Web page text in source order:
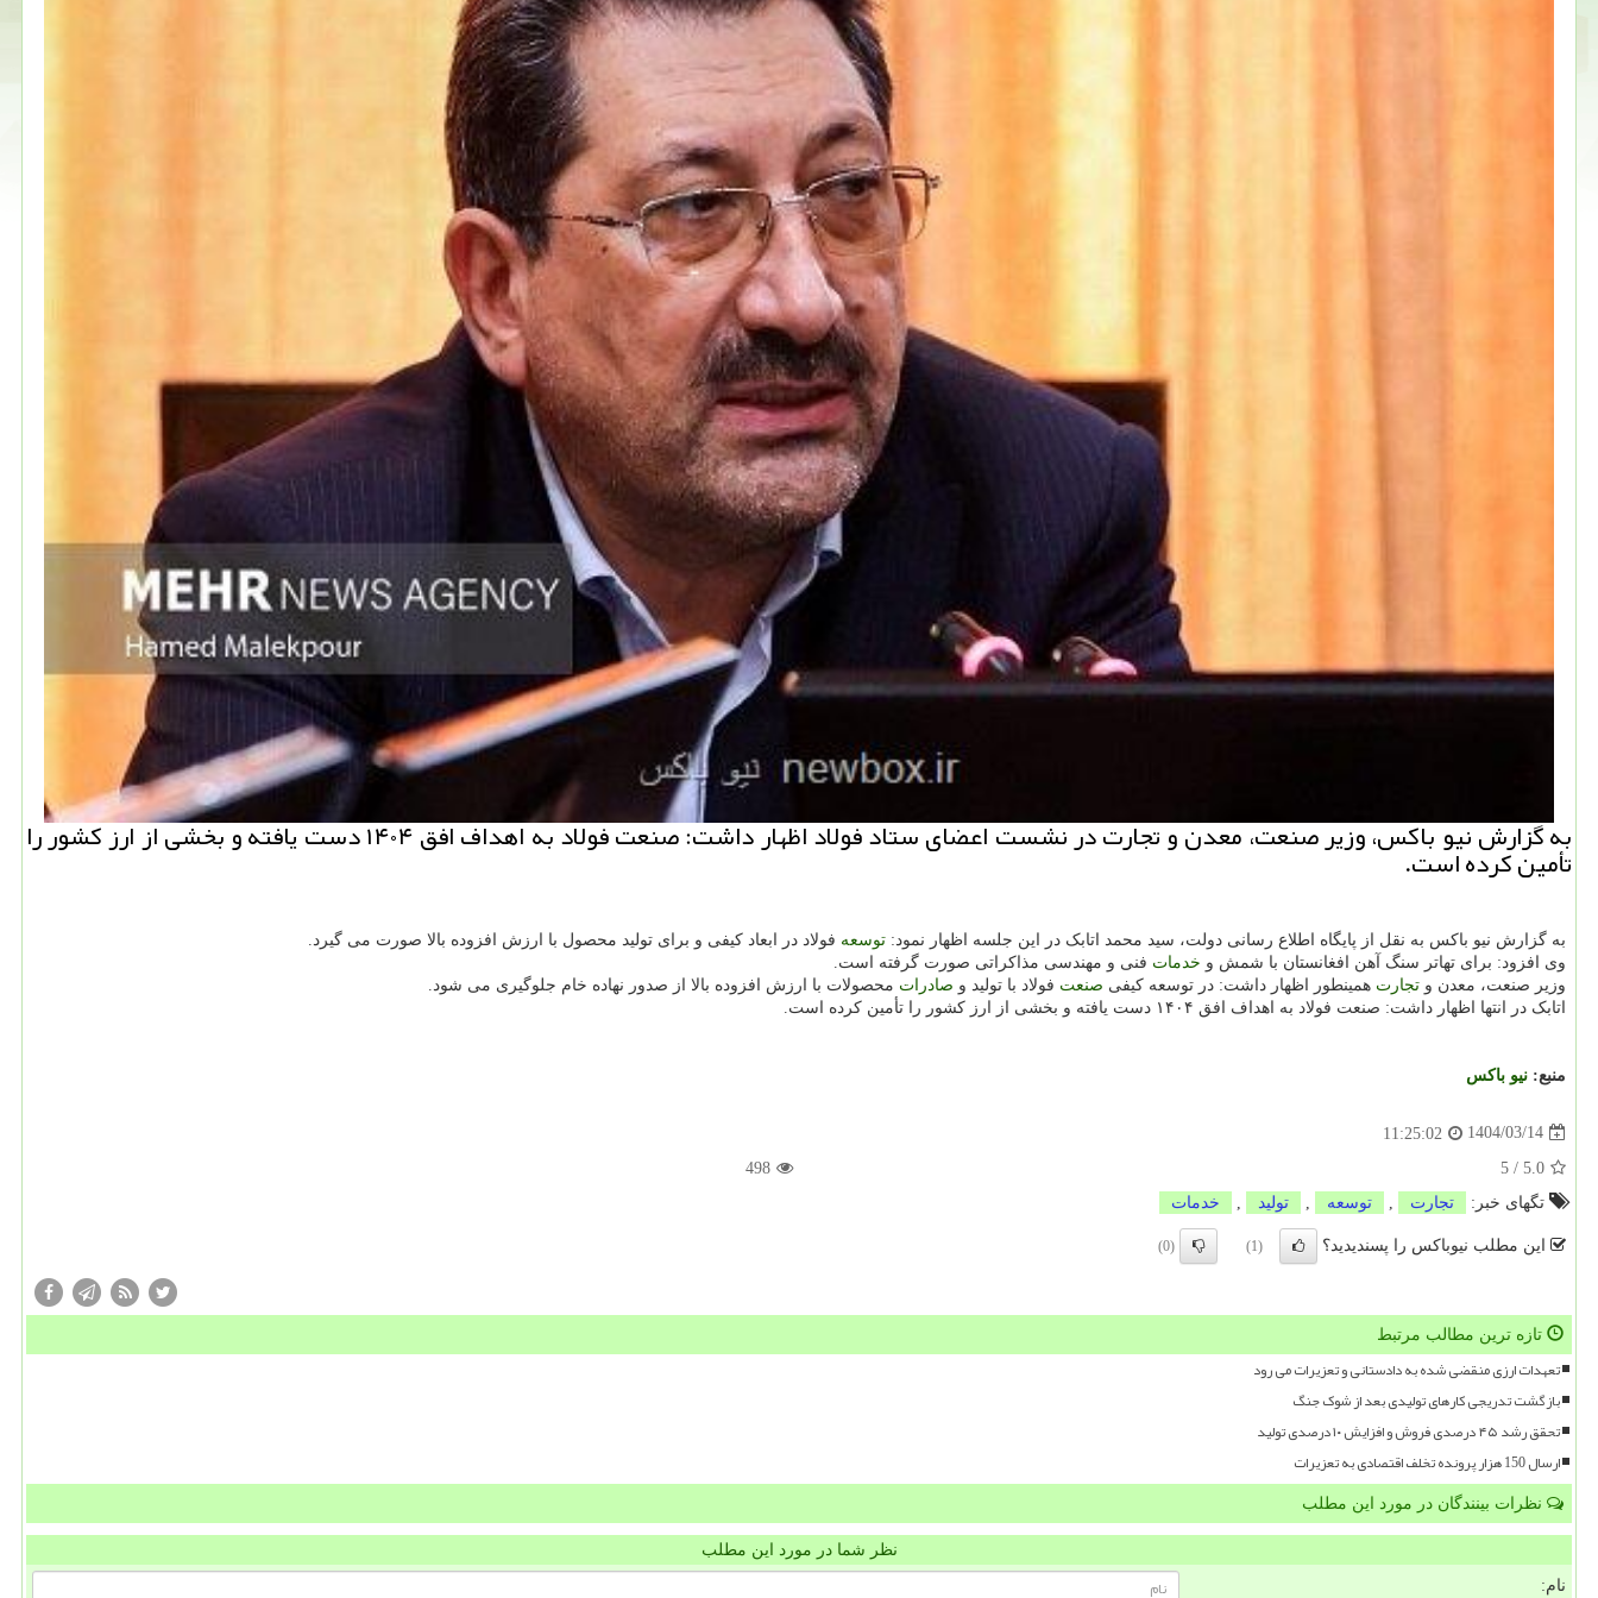
به گزارش نیو باکس، وزیر صنعت، معدن و تجارت در نشست اعضای ستاد فولاد اظهار داشت: صنعت فولاد به اهداف افق ۱۴۰۴ دست یافته و بخشی از ارز کشور را
تأمین کرده است.
به گزارش نیو باکس به نقل از پایگاه اطلاع رسانی دولت، سید محمد اتابک در این جلسه اظهار نمود: توسعه فولاد در ابعاد کیفی و برای تولید محصول با ارزش افزوده بالا صورت می گیرد.
وی افزود: برای تهاتر سنگ آهن افغانستان با شمش و خدمات فنی و مهندسی مذاکراتی صورت گرفته است.
وزیر صنعت، معدن و تجارت همینطور اظهار داشت: در توسعه کیفی صنعت فولاد با تولید و صادرات محصولات با ارزش افزوده بالا از صدور نهاده خام جلوگیری می شود.
اتابک در انتها اظهار داشت: صنعت فولاد به اهداف افق ۱۴۰۴ دست یافته و بخشی از ارز کشور را تأمین کرده است.
منبع: نیو باكس
1404/03/14
11:25:02
5.0
/
5
498
تگهای خبر:
تجارت توسعه تولید خدمات
این مطلب نیوباکس را پسندیدید؟ (1)
(0)
تازه ترین مطالب مرتبط
تعهدات ارزی منقضی شده به دادستانی و تعزیرات می رود
بازگشت تدریجی کارهای تولیدی بعد از شوک جنگ
تحقق رشد ۴۵ درصدی فروش و افزایش ۱۰ درصدی تولید
ارسال 150 هزار پرونده تخلف اقتصادی به تعزیرات
نظرات بینندگان در مورد این مطلب
نظر شما در مورد این مطلب
نام: